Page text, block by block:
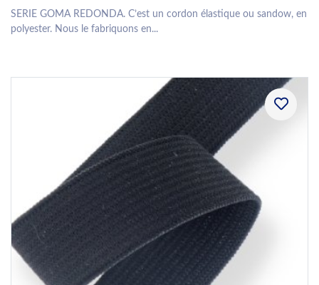
SERIE GOMA REDONDA. C’est un cordon élastique ou sandow, en
polyester. Nous le fabriquons en...